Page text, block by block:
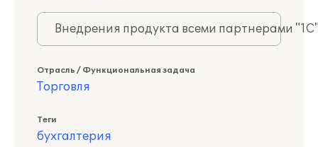
Внедрения продукта всеми партнерами
Отрасль / Функциональная задача
Торговля
Теги
бухгалтерия